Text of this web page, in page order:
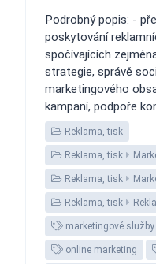
Podrobný popis: -
poskytování
spočívajících
strategie, správě
marketingového
kampaní, podpoře
Reklama, tisk
Reklama, tisk
Reklama, tisk
Reklama, tisk
marketingové služby
online marketing